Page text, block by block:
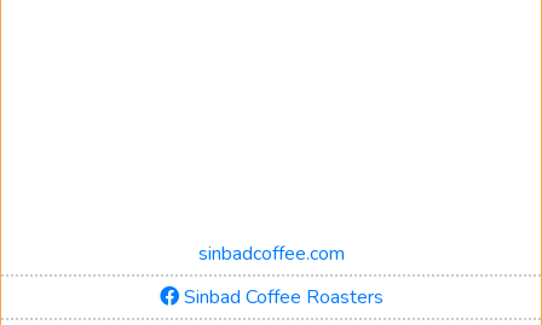
sinbadcoffee.com
Sinbad Coffee Roasters